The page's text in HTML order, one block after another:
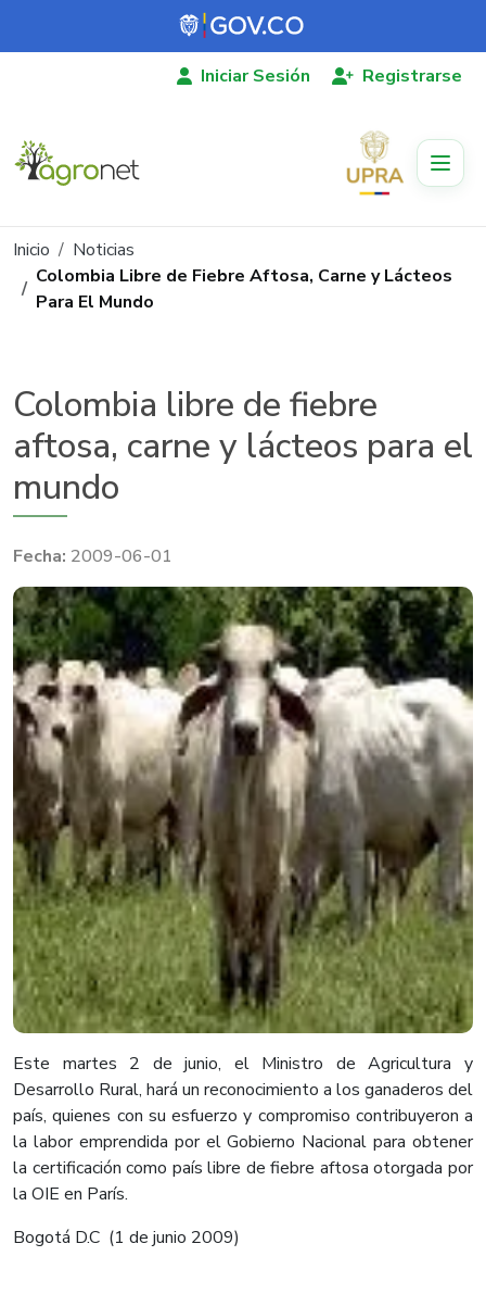
Pasar al contenido principal
Iniciar Sesión Registrarse
Ruta de navegación
Inicio
Noticias
Colombia Libre de Fiebre Aftosa, Carne y Lácteos
Para El Mundo
Colombia libre de fiebre
aftosa, carne y lácteos para el
mundo
2009-06-01
Este martes 2 de junio, el Ministro de Agricultura y
Desarrollo Rural, hará un reconocimiento a los ganaderos del
país, quienes con su esfuerzo y compromiso contribuyeron a
la labor emprendida por el Gobierno Nacional para obtener
la certificación como país libre de fiebre aftosa otorgada por
la OIE en París.
Bogotá D.C (1 de junio 2009)